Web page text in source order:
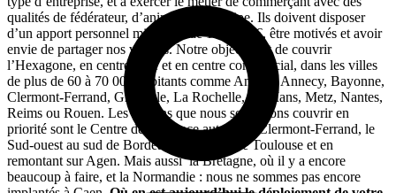
qualités de fédérateur, d’animateur d’équipe. Ils doivent disposer
d’un apport personnel minimum de 100 000 €, être motivés et avoir
envie de partager nos valeurs. Notre objectif est de couvrir
l’Hexagone, en centre-ville et en centre commercial, dans les villes
de plus de 60 à 70 000 habitants comme Angers, Annecy, Bayonne,
Clermont-Ferrand, Grenoble, La Rochelle, Le Mans, Metz, Nantes,
Reims ou Rouen. Les régions que nous souhaitons couvrir en
priorité sont le Centre de la France autour de Clermont-Ferrand, le
Sud-ouest au sud de Bordeaux, à l’ouest de Toulouse et en
remontant sur Agen. Mais aussi la Bretagne, où il y a encore
beaucoup à faire, et la Normandie : nous ne sommes pas encore